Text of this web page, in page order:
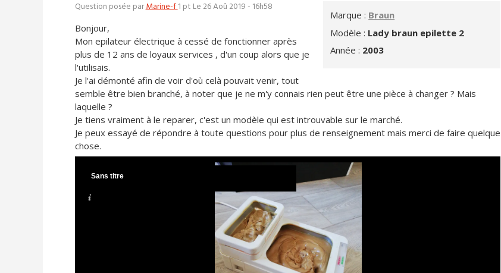
Marque : Braun
Modèle : Lady braun epilette 2
Année : 2003
Question posée parMarine-f1 pt Le 26 Aoû 2019 - 16h58
Bonjour,
Mon epilateur électrique à cessé de fonctionner après
plus de 12 ans de loyaux services , d'un coup alors que je
l'utilisais.
Je l'ai démonté afin de voir d'où celà pouvait venir, tout
semble être bien branché, à noter que je ne m'y connais rien peut être une pièce à changer ? Mais
laquelle ?
Je tiens vraiment à le reparer, c'est un modèle qui est introuvable sur le marché.
Je peux essayé de répondre à toute questions pour plus de renseignement mais merci de faire quelque
chose.
Sans titre